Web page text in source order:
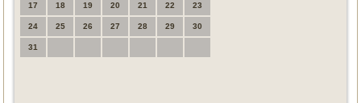
17 18 19 20 21 22 23
24 25 26 27 28 29 30
31